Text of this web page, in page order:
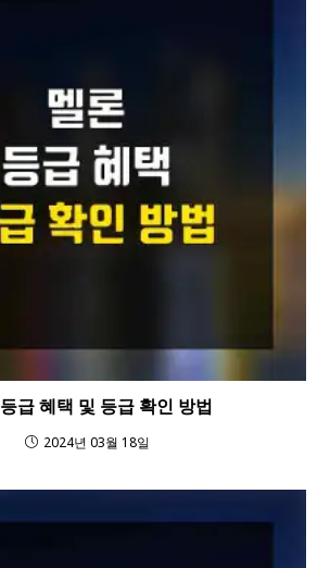
급 혜택 및 등급 확인 방법
2024년 03월 18일